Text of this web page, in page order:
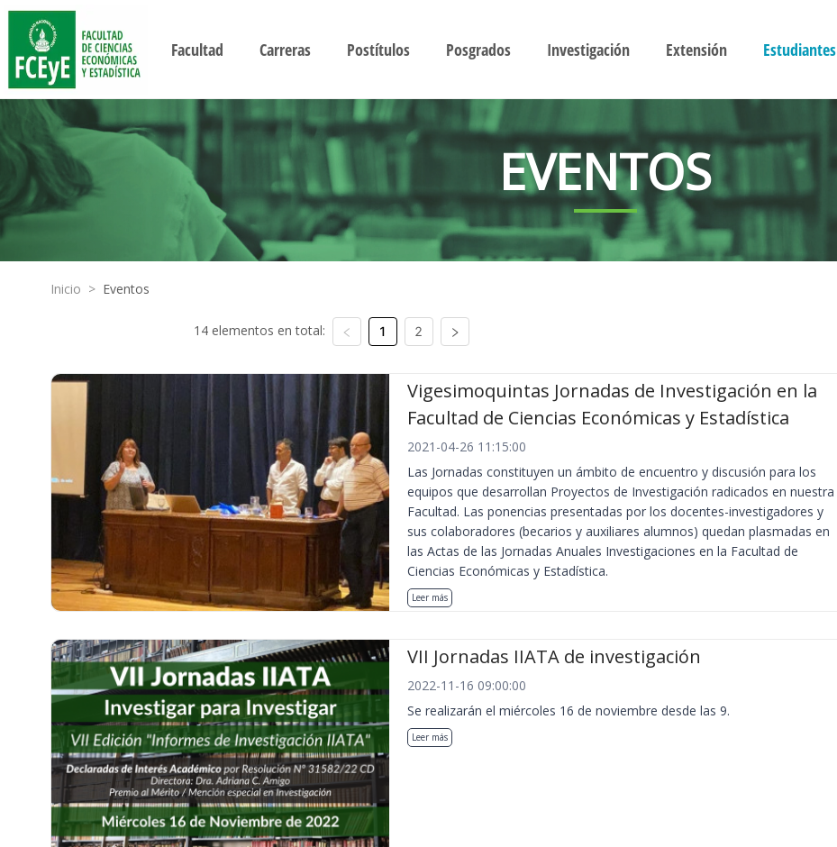
Facultad Carreras Postítulos Posgrados Investigación Extensión Estudiantes
EVENTOS
Inicio > Eventos
14 elementos en total: 1 2
Vigesimoquintas Jornadas de Investigación en la
Facultad de Ciencias Económicas y Estadística
2021-04-26 11:15:00
Las Jornadas constituyen un ámbito de encuentro y discusión para los
equipos que desarrollan Proyectos de Investigación radicados en nuestra
Facultad. Las ponencias presentadas por los docentes-investigadores y
sus colaboradores (becarios y auxiliares alumnos) quedan plasmadas en
las Actas de las Jornadas Anuales Investigaciones en la Facultad de
Ciencias Económicas y Estadística.
Leer más
VII Jornadas IIATA de investigación
2022-11-16 09:00:00
Se realizarán el miércoles 16 de noviembre desde las 9.
Leer más